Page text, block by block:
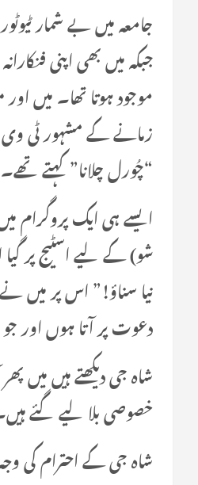
جامعہ میں بے شمار
جبکہ میں بھی اپنی
موجود ہوتا تھا۔ میں
زمانے کے مشہور ٹی وی
“چُورل چلانا” کہتے تھے۔
ایسے ہی ایک پروگرام
شو) کے لیے اسٹیج پر
نیا سناؤ!” اس پر میں
دعوت پر آتا ہوں اور
شاہ جی دیکھتے ہیں میں
خصوصی بلا لیے گئے
شاہ جی کے احترام کی